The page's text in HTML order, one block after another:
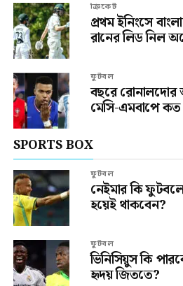
ক্রিকেট
প্রথম ইনিংসে
রানের লিড নিল
ফুটবল
বছরে
মেসি-এমবাপে
SPORTS BOX
ফুটবল
নেইমার কি
হয়েই থাকবেন?
ফুটবল
ভিনিসিয়ুস কি
হৃদয় জিততে?